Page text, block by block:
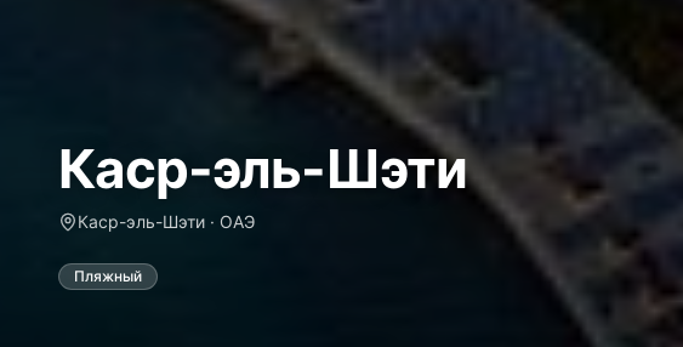
Каср-эль-Шэти
Каср-эль-Шэти · ОАЭ
Пляжный